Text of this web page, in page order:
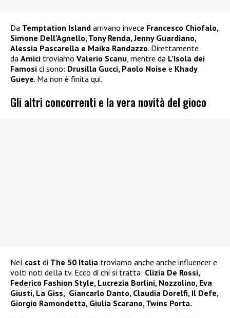
Da Temptation Island arrivano invece Francesco Chiofalo,
Simone Dell’Agnello, Tony Renda, Jenny Guardiano,
Alessia Pascarella e Maika Randazzo. Direttamente
da Amici troviamo Valerio Scanu , mentre da L’Isola dei
Famosi ci sono: Drusilla Gucci, Paolo Noise e Khady
Gueye. Ma non è finita qui.
Gli altri concorrenti e la vera novità del gioco
Nel cast di The 50 Italia troviamo anche anche influencer e
volti noti della tv. Ecco di chi si tratta: Clizia De Rossi,
Federico Fashion Style, Lucrezia Borlini, Nozzolino, Eva
Giusti, La Giss, Giancarlo Danto, Claudia Dorelfi, Il Defe,
Giorgio Ramondetta, Giulia Scarano, Twins Porta.